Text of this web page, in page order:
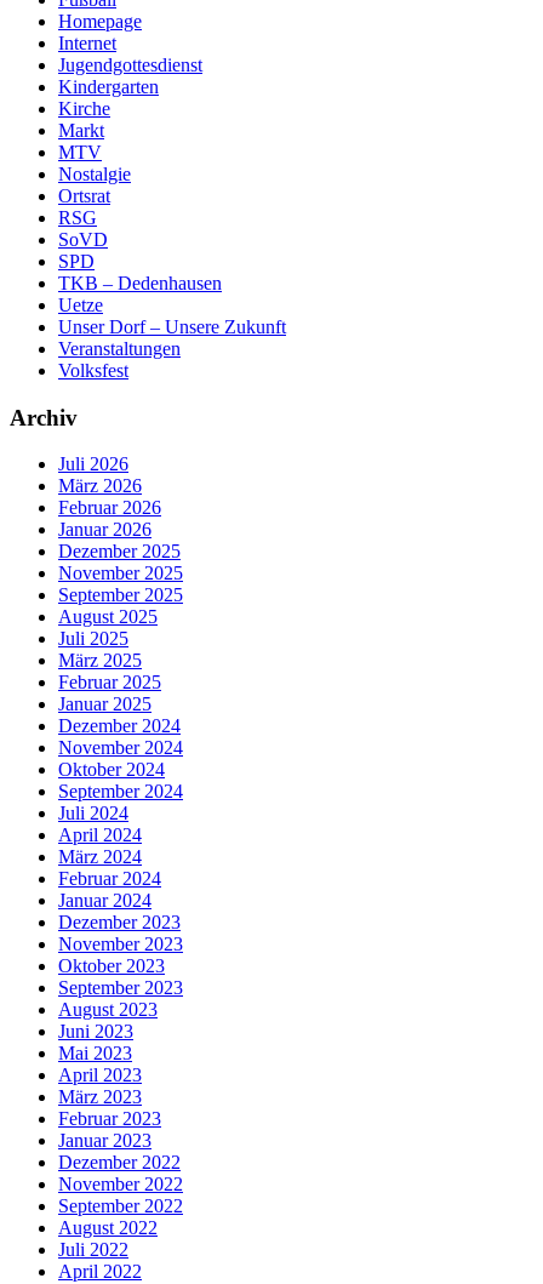
Homepage
Internet
Jugendgottesdienst
Kindergarten
Kirche
Markt
MTV
Nostalgie
Ortsrat
RSG
SoVD
SPD
TKB – Dedenhausen
Uetze
Unser Dorf – Unsere Zukunft
Veranstaltungen
Volksfest
Archiv
Juli 2026
März 2026
Februar 2026
Januar 2026
Dezember 2025
November 2025
September 2025
August 2025
Juli 2025
März 2025
Februar 2025
Januar 2025
Dezember 2024
November 2024
Oktober 2024
September 2024
Juli 2024
April 2024
März 2024
Februar 2024
Januar 2024
Dezember 2023
November 2023
Oktober 2023
September 2023
August 2023
Juni 2023
Mai 2023
April 2023
März 2023
Februar 2023
Januar 2023
Dezember 2022
November 2022
September 2022
August 2022
Juli 2022
April 2022